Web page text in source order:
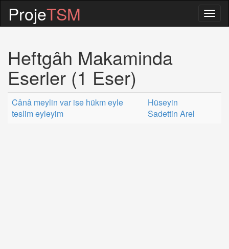
ProjeTSM
Heftgâh Makaminda
Eserler (1 Eser)
Cânâ meylin var ise hükm eyle
teslim eyleyim
Hüseyin
Sadettin Arel